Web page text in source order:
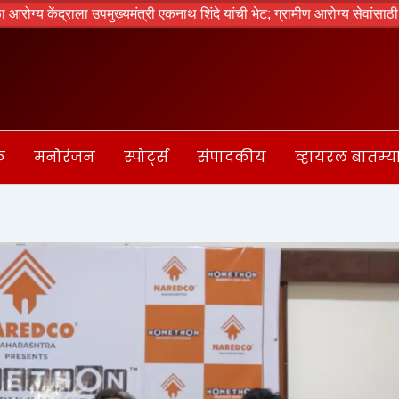
उपमुख्यमंत्री एकनाथ शिंदे यांची भेट; ग्रामीण आरोग्य सेवांसाठी आवश्यक
मनोरंजन स्पोर्ट्स संपादकीय व्हायरल